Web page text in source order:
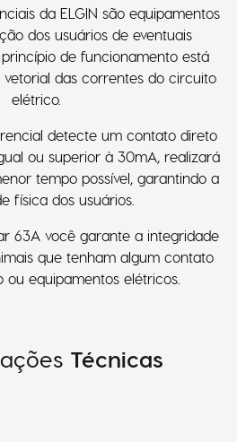
da ELGIN são equipamentos
dos usuários de eventuais
de funcionamento está
das correntes do circuito
elétrico.
detecte um contato direto
ou superior à 30mA, realizará
tempo possível, garantindo a
física dos usuários.
63A você garante a integridade
que tenham algum contato
ou equipamentos elétricos.
Técnicas